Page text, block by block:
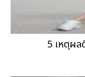
5 เหตุผ